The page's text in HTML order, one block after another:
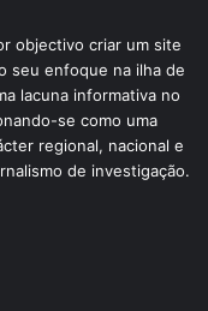
objectivo criar um site
seu enfoque na ilha de
lacuna informativa no
se como uma
regional, nacional e
de investigação.